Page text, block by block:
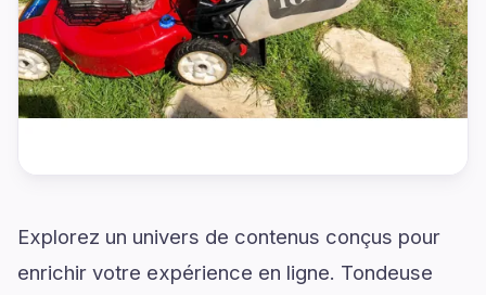
Explorez un univers de contenus conçus pour
enrichir votre expérience en ligne. Tondeuse